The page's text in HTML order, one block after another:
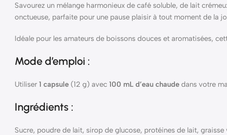
Savourez un mélange harmonieux de café soluble, de lait
onctueuse, parfaite pour une pause plaisir à tout moment de la
Idéale pour les amateurs de boissons douces et aromatisées,
Mode d’emploi :
Utiliser 1 capsule (12 g) avec 100 mL d’eau chaude dans votre
Ingrédients :
Sucre, poudre de lait, sirop de glucose, protéines de lait,